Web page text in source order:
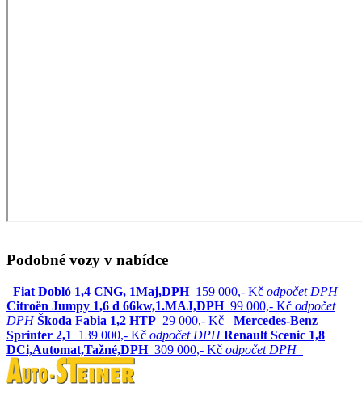
Podobné vozy v nabídce
Fiat Dobló 1,4 CNG, 1Maj,DPH 159 000,- Kč odpočet DPH
Citroën Jumpy 1,6 d 66kw,1.MAJ,DPH 99 000,- Kč odpočet
DPH Škoda Fabia 1,2 HTP 29 000,- Kč
Mercedes-Benz
Sprinter 2,1
139 000,- Kč odpočet DPH Renault Scenic 1,8
DCi,Automat,Tažné,DPH 309 000,- Kč odpočet DPH